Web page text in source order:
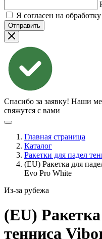
Я согласен на обработку
Отправить
Спасибо за заявку! Наши
свяжутся с вами
Главная страница
Каталог
Ракетки для падел
(EU) Ракетка для
Evo Pro White
Из-за рубежа
(EU)
тенниса